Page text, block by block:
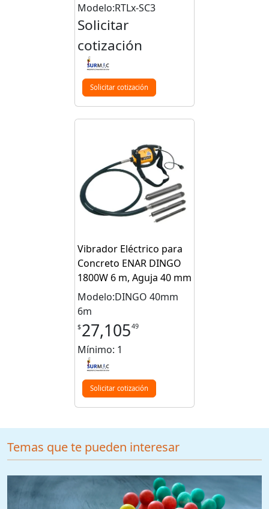
Modelo:RTLx-SC3
Solicitar
cotización
Solicitar cotización
Vibrador Eléctrico para
Concreto ENAR DINGO
1800W 6 m, Aguja 40 mm
Modelo:DINGO 40mm
6m
$27,10549
Mínimo: 1
Solicitar cotización
Temas que te pueden interesar